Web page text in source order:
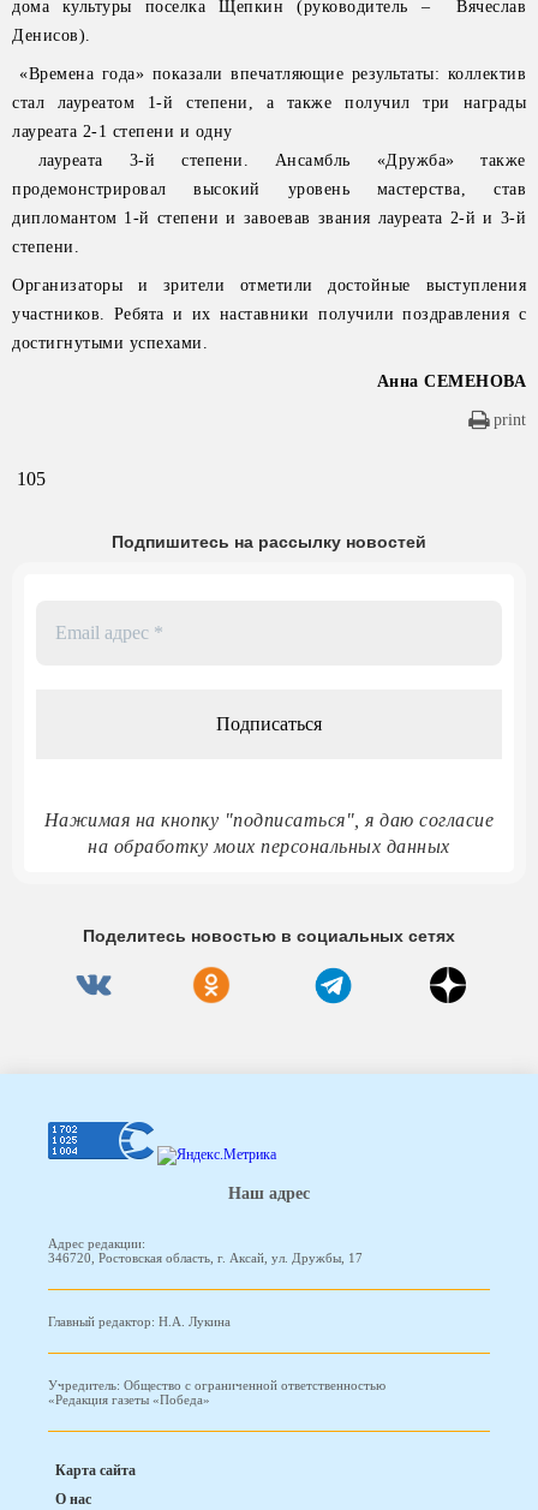
дома культуры поселка Щепкин (руководитель – Вячеслав
Денисов).
«Времена года» показали впечатляющие результаты: коллектив
стал лауреатом 1-й степени, а также получил три награды
лауреата 2-1 степени и одну
лауреата 3-й степени. Ансамбль «Дружба» также
продемонстрировал высокий уровень мастерства, став
дипломантом 1-й степени и завоевав звания лауреата 2-й и 3-й
степени.
Организаторы и зрители отметили достойные выступления
участников. Ребята и их наставники получили поздравления с
достигнутыми успехами.
Анна СЕМЕНОВА
print
105
Подпишитесь на рассылку новостей
Нажимая на кнопку "подписаться", я даю согласие
на обработку моих персональных данных
Поделитесь новостью в социальных сетях
Наш адрес
Адрес редакции:
346720, Ростовская область, г. Аксай, ул. Дружбы, 17
Главный редактор: Н.А. Лукина
Учредитель: Общество с ограниченной ответственностью
«Редакция газеты «Победа»
Карта сайта
О нас